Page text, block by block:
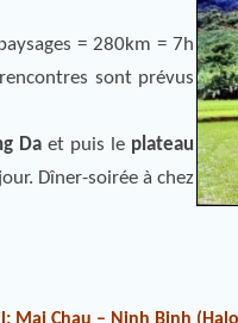
= 280km = 7h
sont prévus
Da et puis le plateau
Dîner-soirée à chez